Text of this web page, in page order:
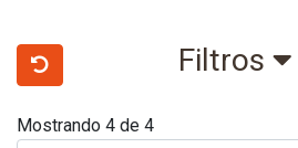
Filtros
Mostrando 4 de 4